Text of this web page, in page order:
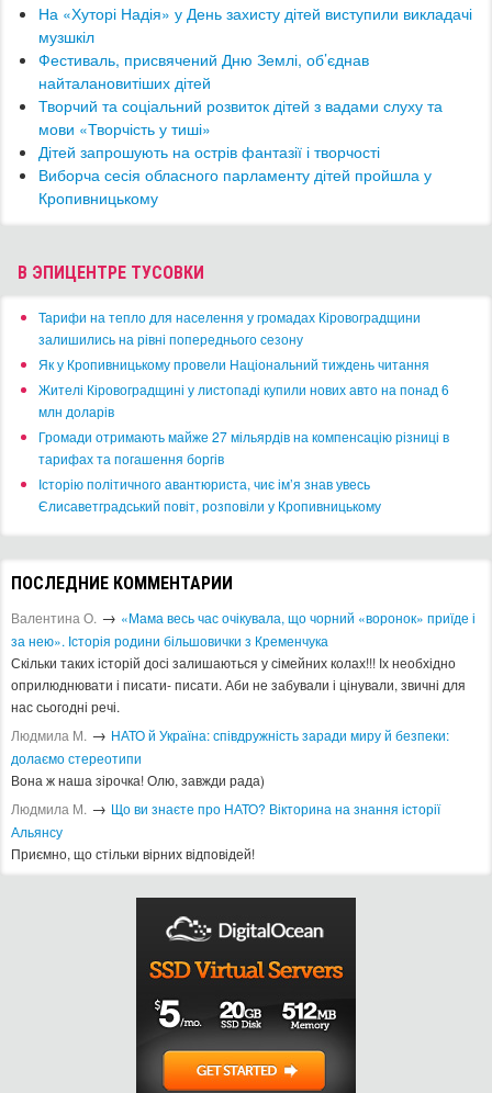
На «Хуторі Надія» у День захисту дітей виступили викладачі
музшкіл
Фестиваль, присвячений Дню Землі, об’єднав
найталановитіших дітей
Творчий та соціальний розвиток дітей з вадами слуху та
мови «Творчість у тиші»
Дітей запрошують на острів фантазії і творчості
Виборча сесія обласного парламенту дітей пройшла у
Кропивницькому
В ЭПИЦЕНТРЕ ТУСОВКИ
​Тарифи на тепло для населення у громадах Кіровоградщини
залишились на рівні попереднього сезону
​Як у Кропивницькому провели Національний тиждень читання
​Жителі Кіровоградщині у листопаді купили нових авто на понад 6
млн доларів
​Громади отримають майже 27 мільярдів на компенсацію різниці в
тарифах та погашення боргів
Історію політичного авантюриста, чиє ім’я знав увесь
Єлисаветградський повіт, розповіли у Кропивницькому
ПОСЛЕДНИЕ КОММЕНТАРИИ
Валентина О. → «Мама весь час очікувала, що чорний «воронок» приїде і
за нею». Історія родини більшовички з Кременчука
Скільки таких історій досі залишаються у сімейних колах!!! Іх необхідно
оприлюднювати і писати- писати. Аби не забували і цінували, звичні для
нас сьогодні речі.
Людмила М. → ​НАТО й Україна: співдружність заради миру й безпеки:
долаємо стереотипи
Вона ж наша зірочка! Олю, завжди рада)
Людмила М. → Що ви знаєте про НАТО? Вікторина на знання історії
Альянсу ​
Приємно, що стільки вірних відповідей!